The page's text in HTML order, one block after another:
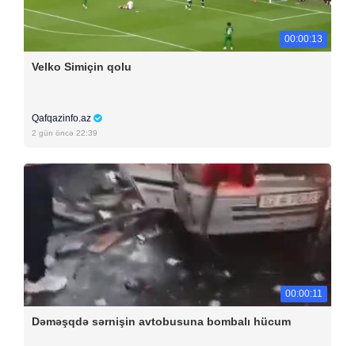
00:00:13
Velko Simiçin qolu
Qafqazinfo.az
2 gün öncə 22:39
00:00:11
Dəməşqdə sərnişin avtobusuna bombalı hücum